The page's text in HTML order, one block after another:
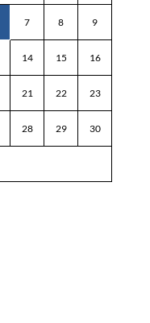
7 8 9
14 15 16
21 22 23
28 29 30